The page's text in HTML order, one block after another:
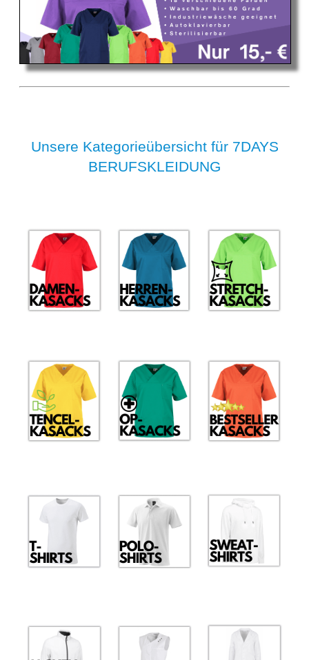
Unsere Kategorieübersicht für 7DAYS
BERUFSKLEIDUNG